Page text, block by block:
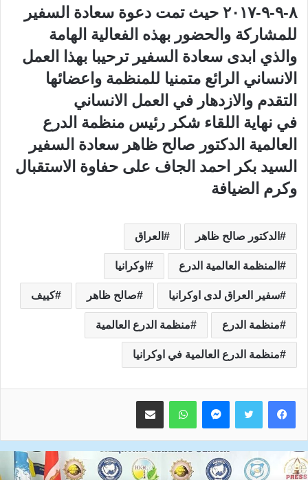
٨-٩-٩-٢٠١٧ حيث تمت دعوة سعادة السفير
للمشاركة والحضور بهذه الفعالية الهامة
والذي ابدى سعادة السفير ترحيبا بهذا العمل
الانساني الرائع متمنيا للمنظمة واعضائها
التقدم والازدهار في العمل الانساني
في نهاية اللقاء شكر رئيس منظمة الدرع
العالمية الدكتور صالح ظاهر سعادة السفير
السيد بكر احمد الجاف على حفاوة الاستقبال
وكرم الضيافة
الدكتور صالح ظاهر العراق
المنظمة العالمية الدرع اوكرانيا
سفير العراق لدى اوكرانيا صالح ظاهر كييف
منظمة الدرع منظمة الدرع العالمية
منظمة الدرع العالمية في اوكرانيا
ماسنجر واتساب مشاركة عبر البريد